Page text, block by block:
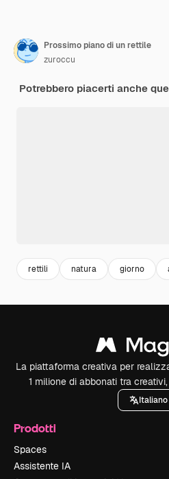
Prossimo piano di un rettile
zuroccu
Potrebbero piacerti anche
rettili natura giorno
La piattaforma creativa per
1 milione di abbonati tra
Italiano
Prodotti
Spaces
Assistente IA